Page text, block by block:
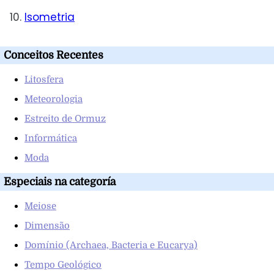
Isometria
Conceitos Recentes
Litosfera
Meteorologia
Estreito de Ormuz
Informática
Moda
Especiais na categoría
Meiose
Dimensão
Domínio (Archaea, Bacteria e Eucarya)
Tempo Geológico